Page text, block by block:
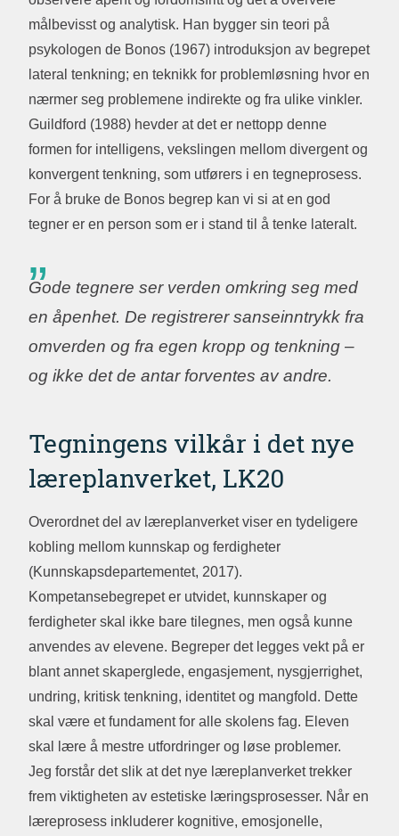
målbevisst og analytisk. Han bygger sin teori på
psykologen de Bonos (1967) introduksjon av begrepet
lateral tenkning; en teknikk for problemløsning hvor en
nærmer seg problemene indirekte og fra ulike vinkler.
Guildford (1988) hevder at det er nettopp denne
formen for intelligens, vekslingen mellom divergent og
konvergent tenkning, som utførers i en tegneprosess.
For å bruke de Bonos begrep kan vi si at en god
tegner er en person som er i stand til å tenke lateralt.
Gode tegnere ser verden omkring seg med
en åpenhet. De registrerer sanseinntrykk fra
omverden og fra egen kropp og tenkning –
og ikke det de antar forventes av andre.
Tegningens vilkår i det nye
læreplanverket, LK20
Overordnet del av læreplanverket viser en tydeligere
kobling mellom kunnskap og ferdigheter
(Kunnskapsdepartementet, 2017).
Kompetansebegrepet er utvidet, kunnskaper og
ferdigheter skal ikke bare tilegnes, men også kunne
anvendes av elevene. Begreper det legges vekt på er
blant annet skaperglede, engasjement, nysgjerrighet,
undring, kritisk tenkning, identitet og mangfold. Dette
skal være et fundament for alle skolens fag. Eleven
skal lære å mestre utfordringer og løse problemer.
Jeg forstår det slik at det nye læreplanverket trekker
frem viktigheten av estetiske læringsprosesser. Når en
læreprosess inkluderer kognitive, emosjonelle,